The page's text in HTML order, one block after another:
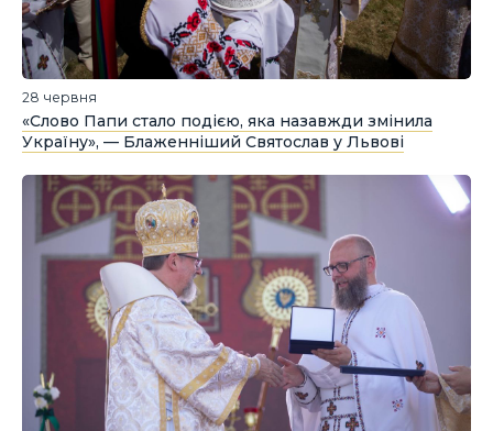
28 червня
«Слово Папи стало подією, яка назавжди змінила
Україну», — Блаженніший Святослав у Львові